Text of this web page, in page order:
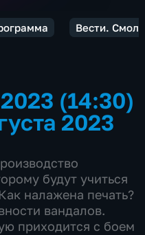
Вести.
(14:30)
2023
будут учиться
налажена печать?
вандалов.
приходится с боем